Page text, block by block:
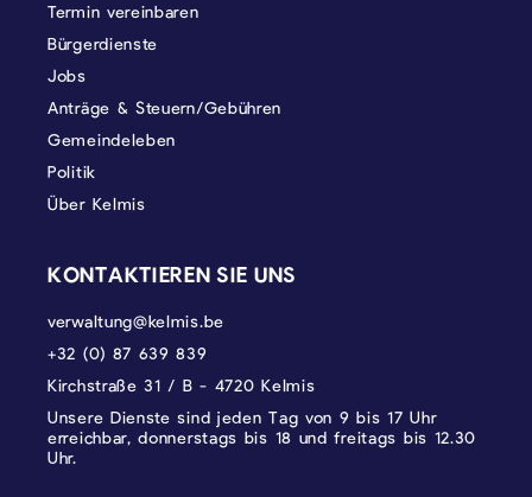
Termin vereinbaren
Bürgerdienste
Jobs
Anträge & Steuern/Gebühren
Gemeindeleben
Politik
Über Kelmis
KONTAKTIEREN SIE UNS
verwaltung@kelmis.be
+32 (0) 87 639 839
Kirchstraße 31 / B - 4720 Kelmis
Unsere Dienste sind jeden Tag von 9 bis 17 Uhr
erreichbar, donnerstags bis 18 und freitags bis 12.30
Uhr.